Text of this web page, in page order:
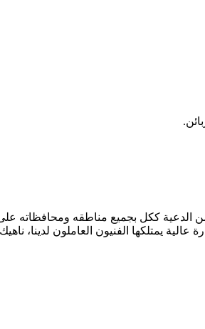
ككل بجميع مناطقه ومحافظاته على
يمتلكها الفنيون العاملون لدينا،